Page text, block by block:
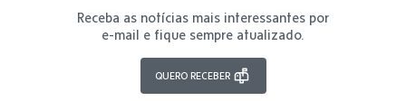
Receba as notícias mais interessantes por
e-mail e fique sempre atualizado.
QUERO RECEBER